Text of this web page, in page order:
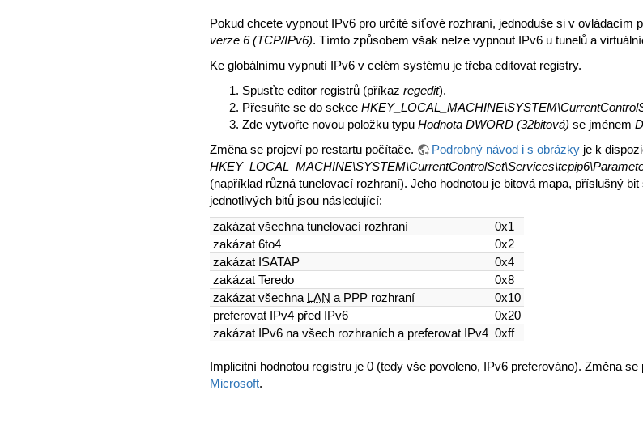
Pokud chcete vypnout IPv6 pro určité síťové rozhraní, jednoduše si v ovládacím
verze 6 (TCP/IPv6). Tímto způsobem však nelze vypnout IPv6 u tunelů a
Ke globálnímu vypnutí IPv6 v celém systému je třeba editovat registry.
Spusťte editor registrů (příkaz regedit).
Přesuňte se do sekce
Zde vytvořte novou položku typu Hodnota DWORD (32bitová) se jménem
Změna se projeví po restartu počítače.
Podrobný návod i s obrázky je k
(například různá tunelovací rozhraní). Jeho hodnotou je bitová mapa, příslušný
jednotlivých bitů jsou následující:
zakázat všechna tunelovací rozhraní
0x1
zakázat 6to4
0x2
zakázat ISATAP
0x4
zakázat Teredo
0x8
zakázat všechna LAN a PPP rozhraní
0x10
preferovat IPv4 před IPv6
0x20
zakázat IPv6 na všech rozhraních a preferovat IPv4 0xff
Implicitní hodnotou registru je 0 (tedy vše povoleno, IPv6 preferováno). Změna
Microsoft.